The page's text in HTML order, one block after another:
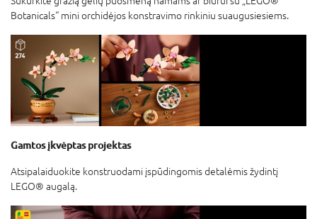
Botanicals“ mini orchidėjos konstravimo rinkiniu suaugusiesiems.
Gamtos įkvėptas projektas
Atsipalaiduokite konstruodami įspūdingomis detalėmis žydintį
LEGO® augalą.